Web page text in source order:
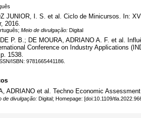
JUNIOR, I. S. et al. Ciclo de Minicursos. In:
2016.
Meio de divulgação: Digital
P. B.; DE MOURA, ADRIANO A. F. et al.
Conference on Industry Applications
1538.
ISBN: 9781665441186.
ADRIANO et al. Techno Economic
de divulgação: Digital; Homepage: [doi:10.1109/